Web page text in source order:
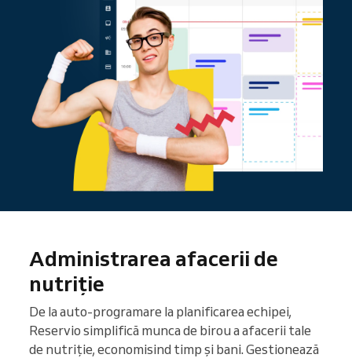
Administrarea afacerii de
nutriție
De la auto-programare la planificarea echipei,
Reservio simplifică munca de birou a afacerii tale
de nutriție, economisind timp și bani. Gestionează